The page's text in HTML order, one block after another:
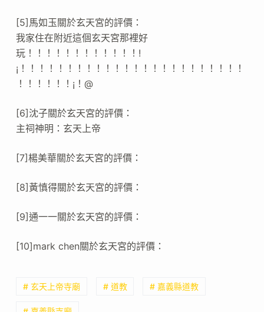
[5]馬如玉關於玄天宮的評價：
我家住在附近這個玄天宮那裡好
玩！！！！！！！！！！！！!
¡！！！！！！！！！！！！！！！！！！！！！！！！
！！！！！！¡！@
[6]沈子關於玄天宮的評價：
主祠神明：玄天上帝
[7]楊美華關於玄天宮的評價：
[8]黃慎得關於玄天宮的評價：
[9]通一一關於玄天宮的評價：
[10]mark chen關於玄天宮的評價：
# 玄天上帝寺廟 # 道教 # 嘉義縣道教